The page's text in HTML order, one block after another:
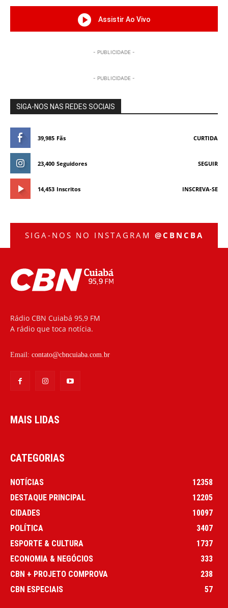
Assistir Ao Vivo
- PUBLICIDADE -
- PUBLICIDADE -
SIGA-NOS NAS REDES SOCIAIS
39,985 Fãs CURTIDA
23,400 Seguidores SEGUIR
14,453 Inscritos INSCREVA-SE
SIGA-NOS NO INSTAGRAM @CBNCBA
Rádio CBN Cuiabá 95,9 FM
A rádio que toca notícia.
Email: contato@cbncuiaba.com.br
MAIS LIDAS
CATEGORIAS
NOTÍCIAS
12358
DESTAQUE PRINCIPAL
12205
CIDADES
10097
POLÍTICA
3407
ESPORTE & CULTURA
1737
ECONOMIA & NEGÓCIOS
333
CBN + PROJETO COMPROVA
238
CBN ESPECIAIS
57